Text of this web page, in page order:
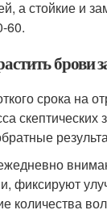
а стойкие и
60.
брови
срока на
скептических
фиксируют
количества